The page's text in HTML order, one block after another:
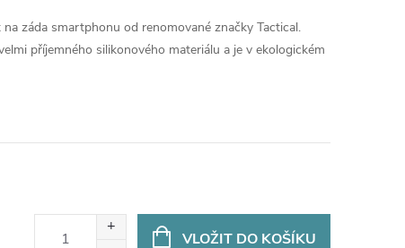
záda smartphonu od renomované značky Tactical.
příjemného silikonového materiálu a je v ekologickém
VLOŽIT DO KOŠÍKU